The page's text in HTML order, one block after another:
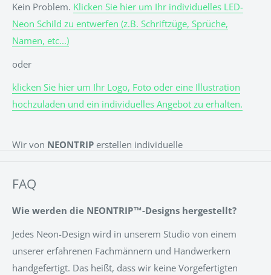
Kein Problem. Klicken Sie hier um Ihr individuelles LED-
Neon Schild zu entwerfen (z.B. Schriftzüge, Sprüche,
Namen, etc...)
oder
klicken Sie hier um Ihr Logo, Foto oder eine Illustration
hochzuladen und ein individuelles Angebot zu erhalten.
Wir von NEONTRIP erstellen individuelle
für eine Hochzeit, einen Geburtstag, ein Event oder einfach
über dem Bett? Alles kein Problem! Vielleicht ein Spruch
zur Motivation im Home-Office? Wir stellen täglich neue
Neon Schilder her und der Kreativität sind keine Grenzen
gesetzt.
FAQ
Wie werden die NEONTRIP™-Designs hergestellt?
Jedes Neon-Design wird in unserem Studio von einem
unserer erfahrenen Fachmännern und Handwerkern
handgefertigt. Das heißt, dass wir keine Vorgefertigten